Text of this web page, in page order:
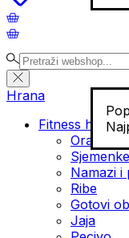
Hrana
Fitness hrana
Orašasti
Sjemenke
Namazi i
Ribe
Gotovi
Jaja